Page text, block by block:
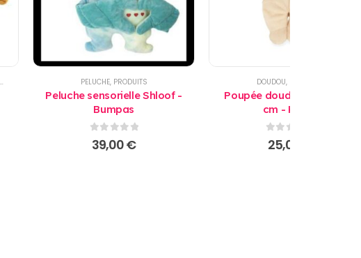
PELUCHE, PRODUITS
Peluche sensorielle Shloof -
Bumpas
0sur 5
39,00€
DOUDOU,
Poupée doudou Jasmin 24
cm - Kaloo
0sur 5
25,00